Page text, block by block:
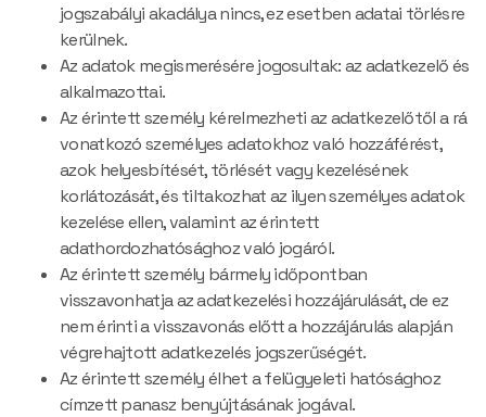
jogszabályi akadálya nincs, ez esetben adatai törlésre
kerülnek.
Az adatok megismerésére jogosultak: az adatkezelő és
alkalmazottai.
Az érintett személy kérelmezheti az adatkezelőtől a rá
vonatkozó személyes adatokhoz való hozzáférést,
azok helyesbítését, törlését vagy kezelésének
korlátozását, és tiltakozhat az ilyen személyes adatok
kezelése ellen, valamint az érintett
adathordozhatósághoz való jogáról.
Az érintett személy bármely időpontban
visszavonhatja az adatkezelési hozzájárulását, de ez
nem érinti a visszavonás előtt a hozzájárulás alapján
végrehajtott adatkezelés jogszerűségét.
Az érintett személy élhet a felügyeleti hatósághoz
címzett panasz benyújtásának jogával.